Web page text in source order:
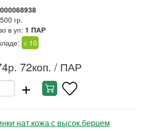
000068938
гр.
в уп: 1 ПАР
< 10
72коп. / ПАР
+
нат.кожа с высок.берцем